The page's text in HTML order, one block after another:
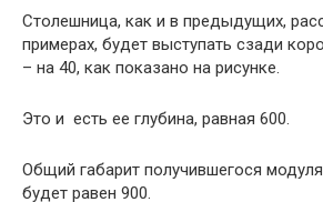
Столешница, как и в предыдущих,
примерах, будет выступать сзади
– на 40, как показано на рисунке.
Это и есть ее глубина, равная 600.
Общий габарит получившегося
будет равен 900.